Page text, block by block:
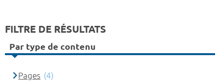
FILTRE DE RÉSULTATS
Par type de contenu
Pages (4)